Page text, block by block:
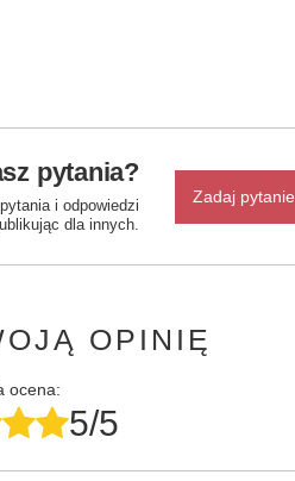
pytania?
i odpowiedzi
dla innych.
Zadaj pytanie
OPINIĘ
ocena:
5/5